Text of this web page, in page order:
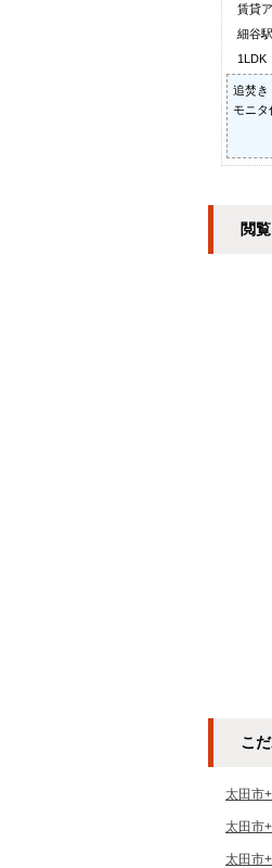
賃貸
細谷
1LDK
追焚き
モニタ
閲
こ
太田市
太田市
太田市